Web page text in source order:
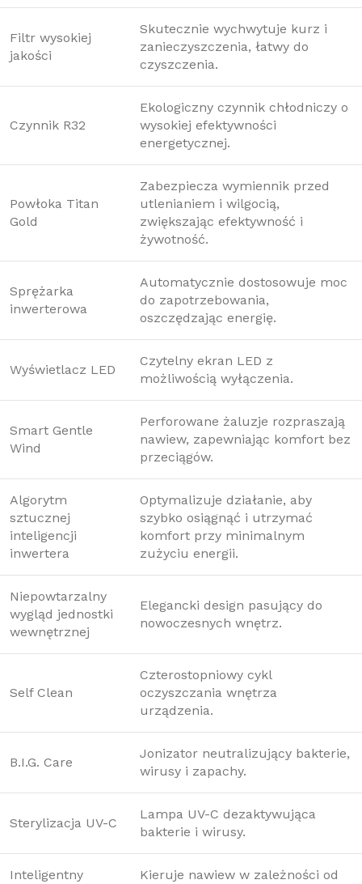
Filtr wysokiej
jakości
Skutecznie wychwytuje kurz i
zanieczyszczenia, łatwy do
czyszczenia.
Czynnik R32
Ekologiczny czynnik chłodniczy o
wysokiej efektywności
energetycznej.
Powłoka Titan
Gold
Zabezpiecza wymiennik przed
utlenianiem i wilgocią,
zwiększając efektywność i
żywotność.
Sprężarka
inwerterowa
Automatycznie dostosowuje moc
do zapotrzebowania,
oszczędzając energię.
Wyświetlacz LED
Czytelny ekran LED z
możliwością wyłączenia.
Smart Gentle
Wind
Perforowane żaluzje rozpraszają
nawiew, zapewniając komfort bez
przeciągów.
Algorytm
sztucznej
inteligencji
inwertera
Optymalizuje działanie, aby
szybko osiągnąć i utrzymać
komfort przy minimalnym
zużyciu energii.
Niepowtarzalny
wygląd jednostki
wewnętrznej
Elegancki design pasujący do
nowoczesnych wnętrz.
Self Clean
Czterostopniowy cykl
oczyszczania wnętrza
urządzenia.
B.I.G. Care
Jonizator neutralizujący bakterie,
wirusy i zapachy.
Sterylizacja UV-C
Lampa UV-C dezaktywująca
bakterie i wirusy.
Inteligentny
Kieruje nawiew w zależności od